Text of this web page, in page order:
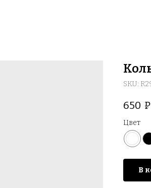
SKU:
650 ₽
Цвет
В